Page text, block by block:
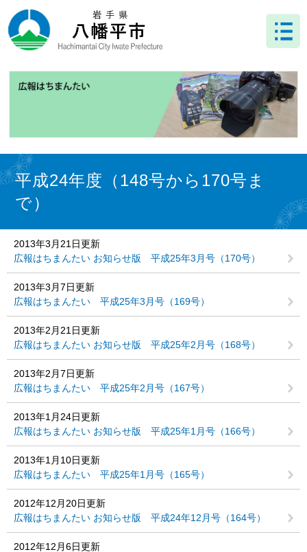
ー
ジ
ニ
ュ
文 平成24年度（148号から170号ま
で）
2013年3月21日更新
広報はちまんたい お知らせ版 平成25年3月号（170号）
2013年3月7日更新
広報はちまんたい 平成25年3月号（169号）
2013年2月21日更新
広報はちまんたい お知らせ版 平成25年2月号（168号）
2013年2月7日更新
広報はちまんたい 平成25年2月号（167号）
2013年1月24日更新
広報はちまんたい お知らせ版 平成25年1月号（166号）
2013年1月10日更新
広報はちまんたい 平成25年1月号（165号）
2012年12月20日更新
広報はちまんたい お知らせ版 平成24年12月号（164号）
2012年12月6日更新